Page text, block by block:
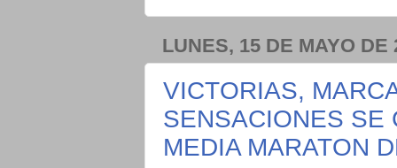
LUNES, 15 DE MAYO DE
VICTORIAS,
SENSACIONES SE
MEDIA MARATON